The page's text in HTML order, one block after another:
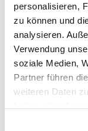
personalisieren,
zu können und
analysieren.
Verwendung
soziale Medien,
Partner führen
weiteren Daten